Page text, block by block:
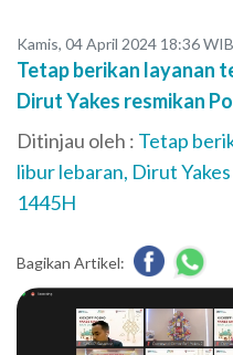
Kamis, 04 April 2024 18:36 WIB
Tetap berikan layanan
Dirut Yakes resmikan
Ditinjau oleh : Tetap
libur lebaran, Dirut
1445H
Bagikan Artikel: